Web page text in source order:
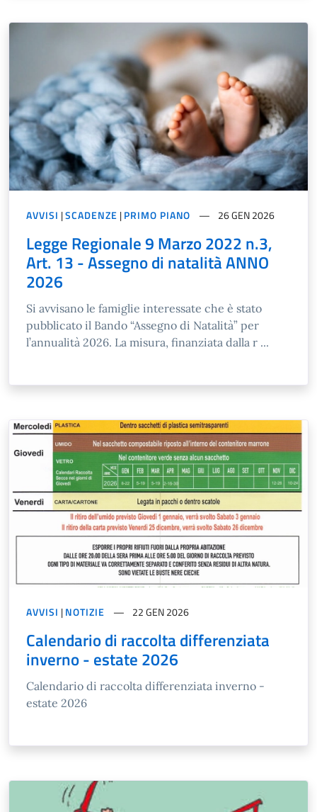
AVVISI |SCADENZE |PRIMO PIANO 26 GEN 2026
Legge Regionale 9 Marzo 2022 n.3,
Art. 13 - Assegno di natalità ANNO
2026
Si avvisano le famiglie interessate che è stato
pubblicato il Bando “Assegno di Natalità” per
l’annualità 2026. La misura, finanziata dalla r ...
AVVISI |NOTIZIE 22 GEN 2026
Calendario di raccolta differenziata
inverno - estate 2026
Calendario di raccolta differenziata inverno -
estate 2026